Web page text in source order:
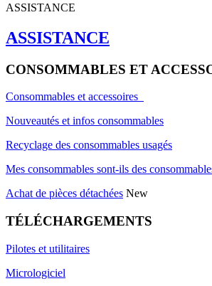
ASSISTANCE
ASSISTANCE
CONSOMMABLES ET
Consommables et accessoires
Nouveautés et infos consommables
Recyclage des consommables usagés
Mes consommables sont-ils des
Achat de pièces détachées New
TÉLÉCHARGEMENTS
Pilotes et utilitaires
Micrologiciel